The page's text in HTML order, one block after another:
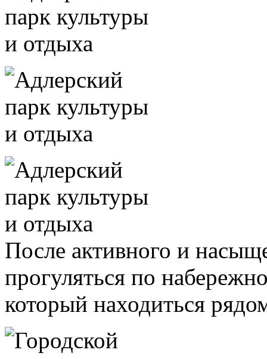
После активного и
прогуляться по
который находиться